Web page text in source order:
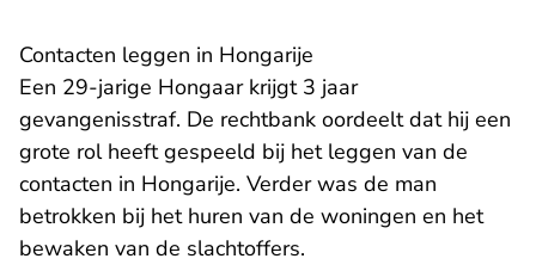
Contacten leggen in Hongarije
Een 29-jarige Hongaar krijgt 3 jaar
gevangenisstraf. De rechtbank oordeelt dat hij een
grote rol heeft gespeeld bij het leggen van de
contacten in Hongarije. Verder was de man
betrokken bij het huren van de woningen en het
bewaken van de slachtoffers.